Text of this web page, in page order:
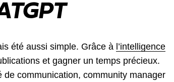
été aussi simple. Grâce à l’intelligence
et gagner un temps précieux.
communication, community manager